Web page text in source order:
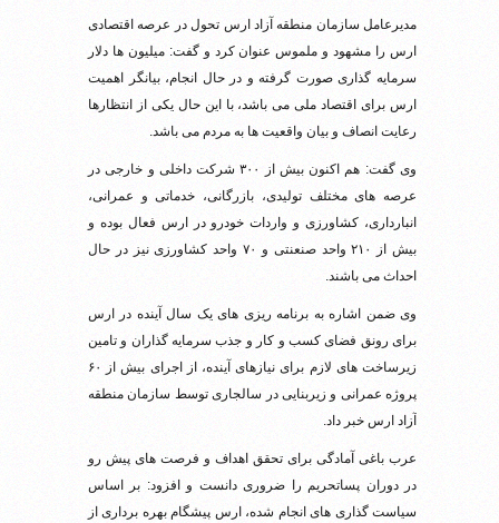
مدیرعامل سازمان منطقه آزاد ارس تحول در عرصه اقتصادی
ارس را مشهود و ملموس عنوان کرد و گفت: میلیون ها دلار
سرمایه گذاری صورت گرفته و در حال انجام، بیانگر اهمیت
ارس برای اقتصاد ملی می باشد، با این حال یکی از انتظارها
رعایت انصاف و بیان واقعیت ها به مردم می باشد.
وی گفت: هم اکنون بیش از ۳۰۰ شرکت داخلی و خارجی در
عرصه های مختلف تولیدی، بازرگانی، خدماتی و عمرانی،
انبارداری، کشاورزی و واردات خودرو در ارس فعال بوده و
بیش از ۲۱۰ واحد صنعنتی و ۷۰ واحد کشاورزی نیز در حال
احداث می باشند.
وی ضمن اشاره به برنامه ریزی های یک سال آینده در ارس
برای رونق فضای کسب و کار و جذب سرمایه گذاران و تامین
زیرساخت های لازم برای نیازهای آینده، از اجرای بیش از ۶۰
پروژه عمرانی و زیربنایی در سالجاری توسط سازمان منطقه
آزاد ارس خبر داد.
عرب باغی آمادگی برای تحقق اهداف و فرصت های پیش رو
در دوران پساتحریم را ضروری دانست و افزود: بر اساس
سیاست گذاری های انجام شده، ارس پیشگام بهره برداری از